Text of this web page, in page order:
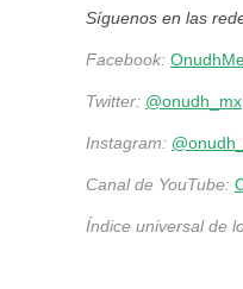
Síguenos en las
Facebook:
Twitter: @onudh_mx
Instagram:
Canal de YouTube:
Índice universal de